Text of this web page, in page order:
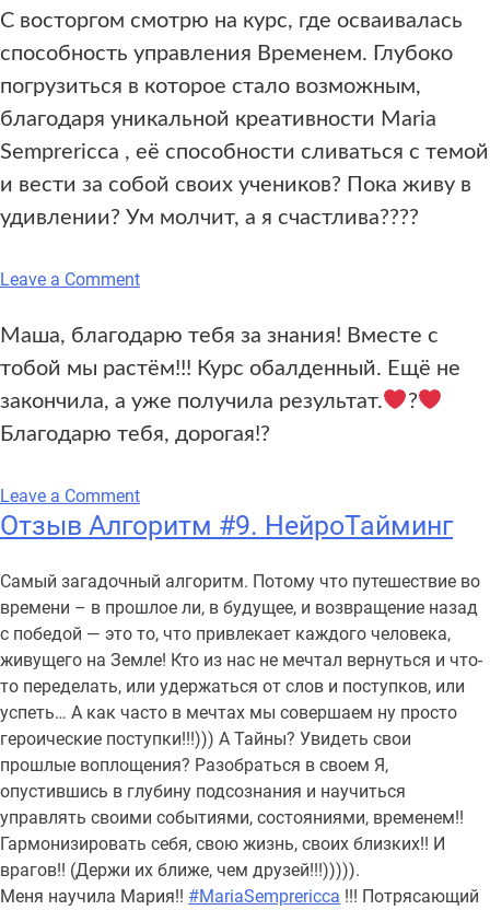
С восторгом смотрю на курс, где осваивалась
способность управления Временем. Глубоко
погрузиться в которое стало возможным,
благодаря уникальной креативности Maria
Semprericca , её способности сливаться с темой
и вести за собой своих учеников? Пока живу в
удивлении? Ум молчит, а я счастлива????
Leave a Commenton
Маша, благодарю тебя за знания! Вместе с
тобой мы растём!!! Курс обалденный. Ещё не
закончила, а уже получила результат.
?
Благодарю тебя, дорогая!?
Leave a Commenton
Отзыв Алгоритм #9. НейроТайминг
Самый загадочный алгоритм. Потому что путешествие во
времени – в прошлое ли, в будущее, и возвращение назад
с победой — это то, что привлекает каждого человека,
живущего на Земле! Кто из нас не мечтал вернуться и что-
то переделать, или удержаться от слов и поступков, или
успеть… А как часто в мечтах мы совершаем ну просто
героические поступки!!!))) А Тайны? Увидеть свои
прошлые воплощения? Разобраться в своем Я,
опустившись в глубину подсознания и научиться
управлять своими событиями, состояниями, временем!!
Гармонизировать себя, свою жизнь, своих близких!! И
врагов!! (Держи их ближе, чем друзей!!!))))).
Меня научила Мария!! #MariaSemprericca !!! Потрясающий